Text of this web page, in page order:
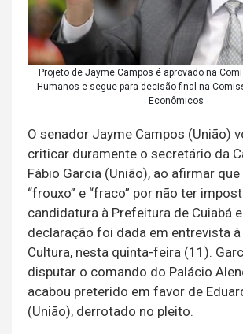
Projeto de Jayme Campos é aprovado na
Humanos e segue para decisão final na
Econômicos
O senador Jayme Campos (União)
criticar duramente o secretário da
Fábio Garcia (União), ao afirmar
“frouxo” e “fraco” por não ter
candidatura à Prefeitura de Cuiabá
declaração foi dada em entrevista à
Cultura, nesta quinta-feira (11).
disputar o comando do Palácio
acabou preterido em favor de
(União), derrotado no pleito.